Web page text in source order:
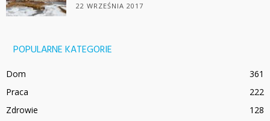
22 WRZEŚNIA 2017
POPULARNE KATEGORIE
Dom
361
Praca
222
Zdrowie
128